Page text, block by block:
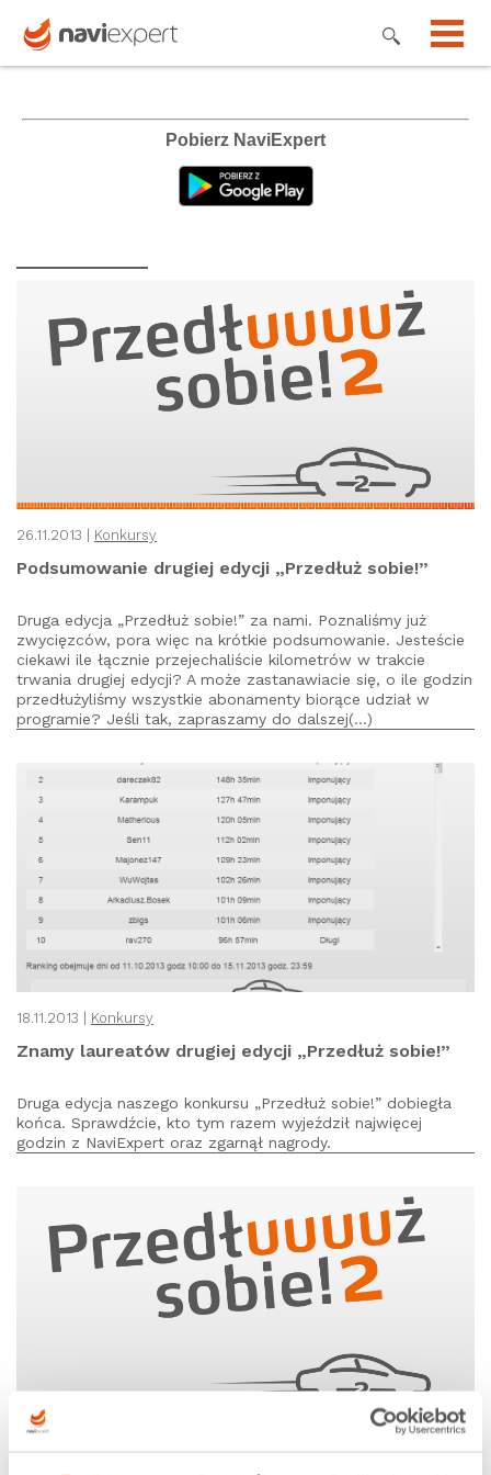
Pobierz NaviExpert
26.11.2013 | Konkursy
Podsumowanie drugiej edycji „Przedłuż sobie!”
Druga edycja „Przedłuż sobie!” za nami. Poznaliśmy już
zwycięzców, pora więc na krótkie podsumowanie. Jesteście
ciekawi ile łącznie przejechaliście kilometrów w trakcie
trwania drugiej edycji? A może zastanawiacie się, o ile godzin
przedłużyliśmy wszystkie abonamenty biorące udział w
programie? Jeśli tak, zapraszamy do dalszej(...)
18.11.2013 | Konkursy
Znamy laureatów drugiej edycji „Przedłuż sobie!”
Druga edycja naszego konkursu „Przedłuż sobie!” dobiegła
końca. Sprawdźcie, kto tym razem wyjeździł najwięcej
godzin z NaviExpert oraz zgarnął nagrody.